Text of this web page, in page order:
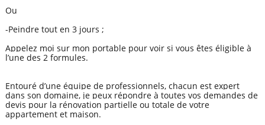
Ou
-Peindre tout en 3 jours ;
Appelez moi sur mon portable pour voir si vous êtes éligible à
l’une des 2 formules.
Entouré d’une équipe de professionnels, chacun est expert
dans son domaine, je peux répondre à toutes vos demandes de
devis pour la rénovation partielle ou totale de votre
appartement et maison.